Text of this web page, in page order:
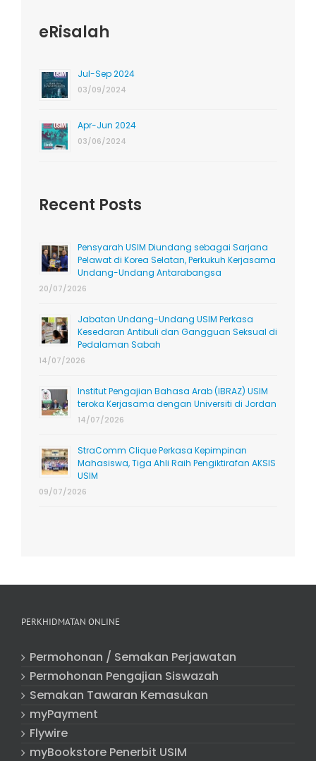
eRisalah
Jul-Sep 2024
03/09/2024
Apr-Jun 2024
03/06/2024
Recent Posts
Pensyarah USIM Diundang sebagai Sarjana
Pelawat di Korea Selatan, Perkukuh Kerjasama
Undang-Undang Antarabangsa
20/07/2026
Jabatan Undang-Undang USIM Perkasa
Kesedaran Antibuli dan Gangguan Seksual di
Pedalaman Sabah
14/07/2026
Institut Pengajian Bahasa Arab (IBRAZ) USIM
teroka Kerjasama dengan Universiti di Jordan
14/07/2026
StraComm Clique Perkasa Kepimpinan
Mahasiswa, Tiga Ahli Raih Pengiktirafan AKSIS
USIM
09/07/2026
PERKHIDMATAN ONLINE
Permohonan / Semakan Perjawatan
Permohonan Pengajian Siswazah
Semakan Tawaran Kemasukan
myPayment
Flywire
myBookstore Penerbit USIM